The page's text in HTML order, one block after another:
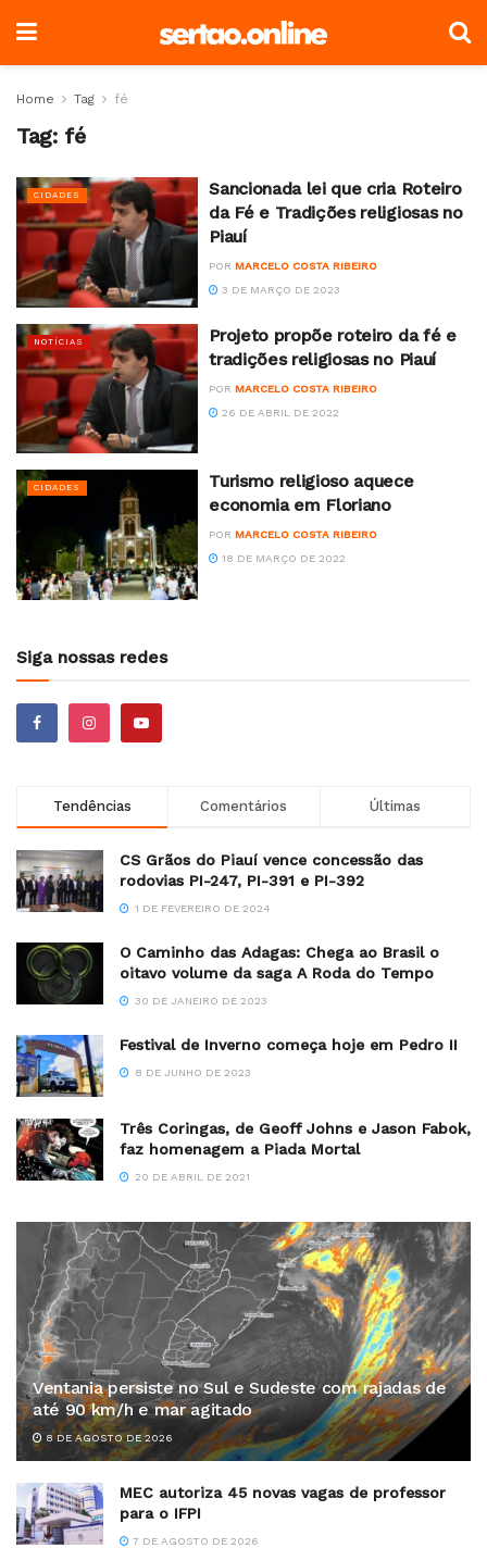
Home Tag fé
Tag: fé
CIDADES
Sancionada lei que cria Roteiro
da Fé e Tradições religiosas no
Piauí
POR MARCELO COSTA RIBEIRO
3 DE MARÇO DE 2023
NOTÍCIAS
Projeto propõe roteiro da fé e
tradições religiosas no Piauí
POR MARCELO COSTA RIBEIRO
26 DE ABRIL DE 2022
CIDADES
Turismo religioso aquece
economia em Floriano
POR MARCELO COSTA RIBEIRO
18 DE MARÇO DE 2022
Siga nossas redes
Tendências Comentários Últimas
CS Grãos do Piauí vence concessão das
rodovias PI-247, PI-391 e PI-392
1 DE FEVEREIRO DE 2024
O Caminho das Adagas: Chega ao Brasil o
oitavo volume da saga A Roda do Tempo
30 DE JANEIRO DE 2023
Festival de Inverno começa hoje em Pedro II
8 DE JUNHO DE 2023
Três Coringas, de Geoff Johns e Jason Fabok,
faz homenagem a Piada Mortal
20 DE ABRIL DE 2021
Ventania persiste no Sul e Sudeste com rajadas de
até 90 km/h e mar agitado
8 DE AGOSTO DE 2026
MEC autoriza 45 novas vagas de professor
para o IFPI
7 DE AGOSTO DE 2026